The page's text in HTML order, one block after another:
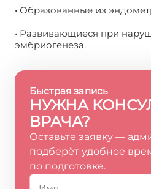
• Образованные из
• Развивающиеся при
эмбриогенеза.
Быстрая запись
НУЖНА
ВРАЧА?
Оставьте заявку —
подберёт удобное
по подготовке.